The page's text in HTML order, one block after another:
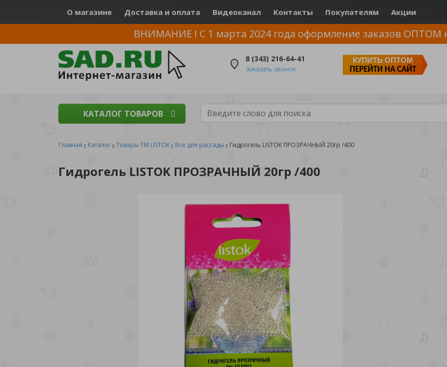
О магазине Доставка и оплата Видеоканал Контакты Покупателям Акции
ВНИМАНИЕ ! С 1 марта 2024 года оформление заказов ОПТОМ
8 (343) 216-64-41
Заказать звонок
КУПИТЬ ОПТОМ
ПЕРЕЙТИ НА САЙТ
КАТАЛОГ ТОВАРОВ
Главная Каталог Товары ТМ LISTOK Все для рассады Гидрогель LISTOK ПРОЗРАЧНЫЙ 20гр /400
Гидрогель LISTOK ПРОЗРАЧНЫЙ 20гр /400